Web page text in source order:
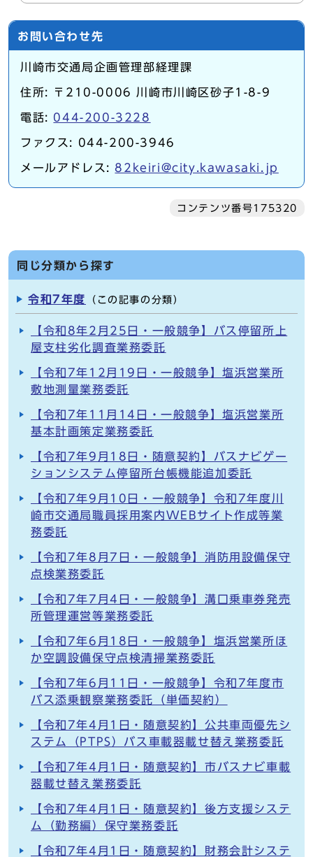
お問い合わせ先
川崎市交通局企画管理部経理課
住所: 〒210-0006 川崎市川崎区砂子1-8-9
電話: 044-200-3228
ファクス: 044-200-3946
メールアドレス:82keiri@city.kawasaki.jp
コンテンツ番号175320
同じ分類から探す
令和7年度 （この記事の分類）
【令和8年2月25日・一般競争】バス停留所上
屋支柱劣化調査業務委託
【令和7年12月19日・一般競争】塩浜営業所
敷地測量業務委託
【令和7年11月14日・一般競争】塩浜営業所
基本計画策定業務委託
【令和7年9月18日・随意契約】バスナビゲー
ションシステム停留所台帳機能追加委託
【令和7年9月10日・一般競争】令和7年度川
崎市交通局職員採用案内WEBサイト作成等業
務委託
【令和7年8月7日・一般競争】消防用設備保守
点検業務委託
【令和7年7月4日・一般競争】溝口乗車券発売
所管理運営等業務委託
【令和7年6月18日・一般競争】塩浜営業所ほ
か空調設備保守点検清掃業務委託
【令和7年6月11日・一般競争】令和7年度市
バス添乗観察業務委託（単価契約）
【令和7年4月1日・随意契約】公共車両優先シ
ステム（PTPS）バス車載器載せ替え業務委託
【令和7年4月1日・随意契約】市バスナビ車載
器載せ替え業務委託
【令和7年4月1日・随意契約】後方支援システ
ム（勤務編）保守業務委託
【令和7年4月1日・随意契約】財務会計システ